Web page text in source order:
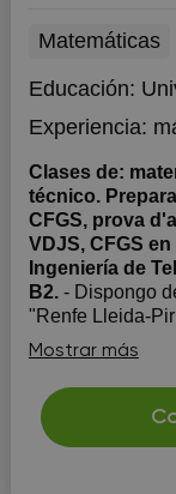
Matemáticas
Educación:
Experiencia:
Clases de:
técnico. Preparación para: PAU, prueba acceso
CFGS, prova d'accés +25 He
VDJS, CFGS
Ingeniería de
B2. - Dispongo
"Renfe Lleida-
idioma de las
en castellano. - Más de 7 años de experiencia
impartiendo
Mostrar más